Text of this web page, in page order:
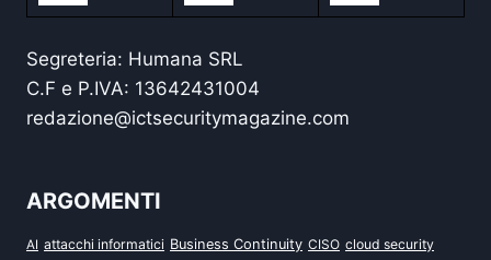
Segreteria: Humana SRL
C.F e P.IVA: 13642431004
redazione@ictsecuritymagazine.com
ARGOMENTI
AI attacchi informatici Business Continuity CISO cloud security